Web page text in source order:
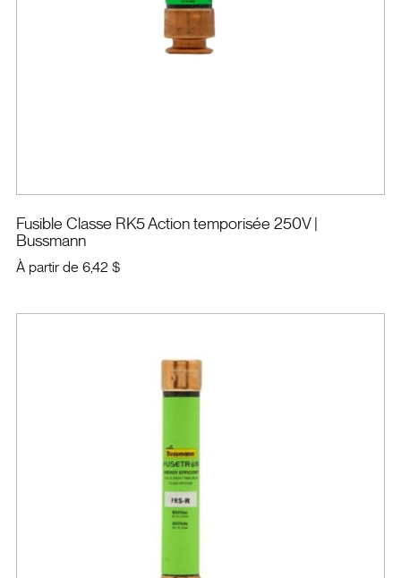
Fusible Classe RK5 Action temporisée 250V
Bussmann
À partir de 6,42 $